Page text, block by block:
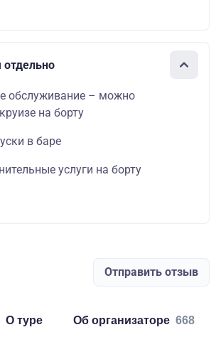
отдельно
обслуживание – можно
на борту
в баре
услуги на борту
Отправить отзыв
о туре об организаторе 668